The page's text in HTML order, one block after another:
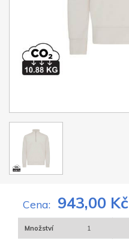
Cena: 943,00 Kč
Množství 1